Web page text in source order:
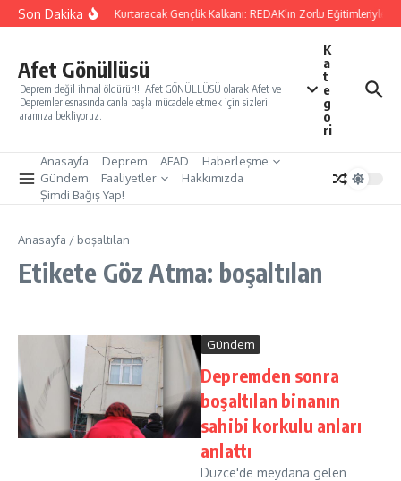
İçeriğe atla
Son DakikaYarınları Kurtaracak Gençlik Kalkanı: REDAK’ın Zorlu Eğitimleriyle
Afet Gönüllüsü
Deprem değil ihmal öldürür!!! Afet GÖNÜLLÜSÜ olarak Afet ve
Depremler esnasında canla başla mücadele etmek için sizleri
aramıza bekliyoruz.
K
a
t
e
g
o
ri
Anasayfa Deprem AFAD
Haberleşme
Gündem
Faaliyetler
Hakkımızda
Şimdi Bağış Yap!
Anasayfa / boşaltılan
Etikete Göz Atma: boşaltılan
Gündem
Depremden sonra
boşaltılan binanın
sahibi korkulu anları
anlattı
Düzce'de meydana gelen